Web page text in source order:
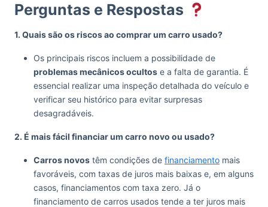
Perguntas e Respostas
1. Quais são os riscos ao comprar um carro usado?
Os principais riscos incluem a possibilidade de
problemas mecânicos ocultos e a falta de garantia. É
essencial realizar uma inspeção detalhada do veículo e
verificar seu histórico para evitar surpresas
desagradáveis.
2. É mais fácil financiar um carro novo ou usado?
Carros novos têm condições de financiamento mais
favoráveis, com taxas de juros mais baixas e, em alguns
casos, financiamentos com taxa zero. Já o
financiamento de carros usados tende a ter juros mais